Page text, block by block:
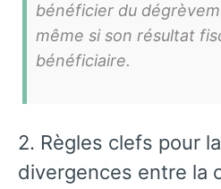
bénéficier du
même si son résultat
bénéficiaire.
2. Règles clefs pour
divergences entre la